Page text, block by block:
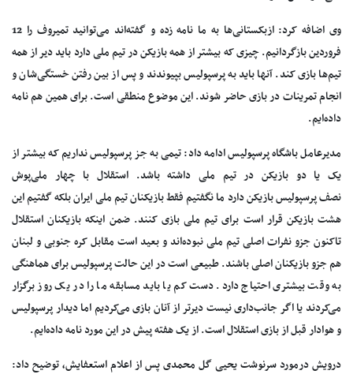
وی اضافه کرد: ازبکستانی‌ها به ما نامه زده‌ و گفته‌اند می‌توانید تمیروف را 12
فروردین بازگردانیم. چیزی که بیشتر از همه بازیکن در تیم ملی دارد باید دیر از همه
تیم‌ها بازی کند. آنها باید به پرسپولیس بپیوندند و پس از بین رفتن خستگی‌شان و
انجام تمرینات در بازی حاضر شوند. این موضوع منطقی است. برای همین هم نامه
داده‌ایم.
مدیرعامل باشگاه پرسپولیس ادامه داد: تیمی به جز پرسپولیس نداریم که بیشتر از
یک یا دو بازیکن در تیم ملی داشته باشد. استقلال با چهار ملی‌پوش
نصف پرسپولیس بازیکن دارد ما نگفتیم فقط بازیکنان تیم ملی ایران بلکه گفتیم این
هشت بازیکن قرار است برای تیم ملی بازی کنند. ضمن اینکه بازیکنان استقلال
تاکنون جزو نفرات اصلی تیم ملی نبوده‌اند و بعید است مقابل کره جنوبی و لبنان
هم جزو بازیکنان اصلی باشند. طبیعی است در این حالت پرسپولیس برای هماهنگی
به وقت بیشتری احتیاج دارد. دست کم یا باید مسابقه ما را در یک روز برگزار
می‌کردند یا اگر جانب‌داری نیست دیرتر از آنان بازی می‌کردیم اما دیدار پرسپولیس
و هوادار قبل از بازی استقلال است. از یک هفته پیش در این مورد نامه داده‌ایم.
درویش درمورد سرنوشت یحیی گل محمدی پس از اعلام استعفایش، توضیح داد: